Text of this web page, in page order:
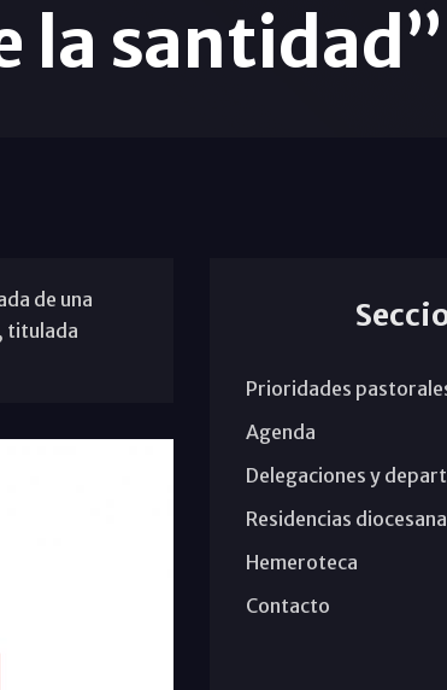
la santidad”
de una
titulada
Prioridades
Agenda
Delegaciones y
Residencias
Hemeroteca
Contacto